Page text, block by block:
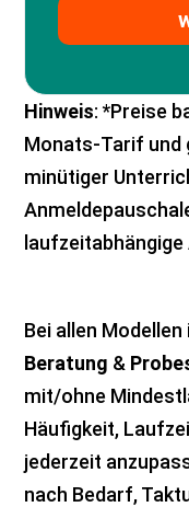
Hinweis: *Preise
Monats-Tarif und
minütiger
Bei allen Modellen
Beratung &
mit/ohne
Häufigkeit,
jederzeit
nach Bedarf,